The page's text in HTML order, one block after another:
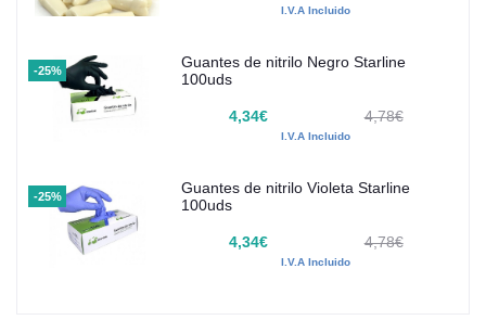
I.V.A Incluido
-25%
Guantes de nitrilo Negro Starline
100uds
4,34€ 4,78€
I.V.A Incluido
-25%
Guantes de nitrilo Violeta Starline
100uds
4,34€ 4,78€
I.V.A Incluido